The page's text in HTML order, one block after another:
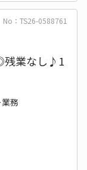
No：TS26-0588761
残業なし♪1
務